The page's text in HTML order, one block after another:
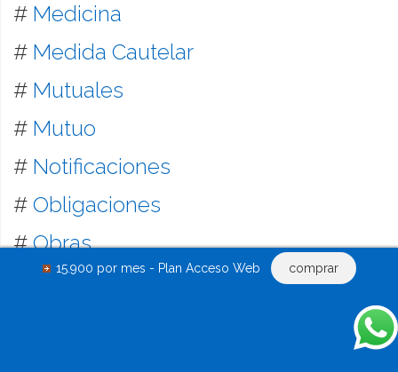
15.900 por mes - Plan Acceso Web comprar
# Medicina
# Medida Cautelar
# Mutuales
# Mutuo
# Notificaciones
# Obligaciones
#Obras
Oficios